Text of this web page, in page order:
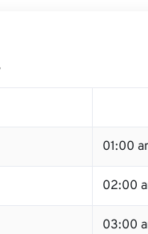
01:00
02:00
03:00